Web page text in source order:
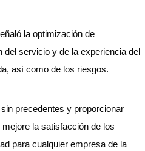
la optimización de
servicio y de la experiencia del
así como de los riesgos.
precedentes y proporcionar
la satisfacción de los
para cualquier empresa de la